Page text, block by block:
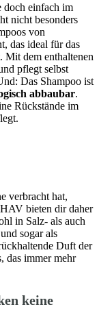
doch einfach im
nicht besonders
von
das ideal für das
Mit dem enthaltenen
pflegt selbst
Das Shampoo ist
abbaubar.
Rückstände im
verbracht hat,
bieten dir daher
in Salz- als auch
sogar als
Duft der
das immer mehr
keine